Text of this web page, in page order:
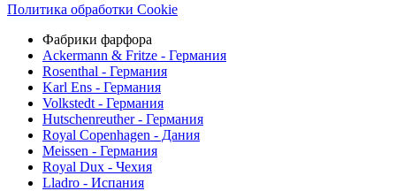
Политика обработки Cookie
Фабрики фарфора
Ackermann & Fritze - Германия
Rosenthal - Германия
Karl Ens - Германия
Volkstedt - Германия
Hutschenreuther - Германия
Royal Copenhagen - Дания
Meissen - Германия
Royal Dux - Чехия
Lladro - Испания